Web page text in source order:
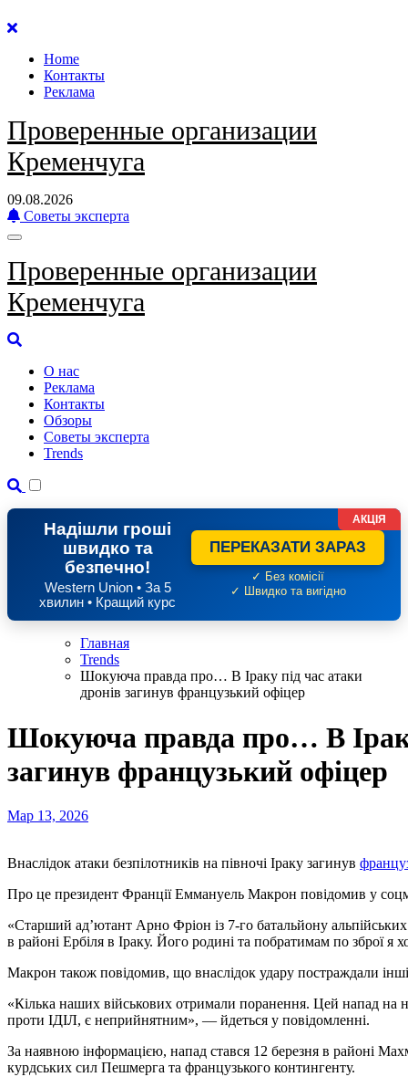
Перейти
содержанию
Home
Контакты
Реклама
Проверенные организации
Кременчуга
09.08.2026
Советы эксперта
Проверенные организации
Кременчуга
О нас
Реклама
Контакты
Обзоры
Советы эксперта
Trends
Надішли гроші
швидко та
безпечно!
Western Union • За 5
хвилин • Кращий курс
ПЕРЕКАЗАТИ ЗАРАЗ
✓ Без комісії
✓ Швидко та вигідно
АКЦІЯ
Главная
Trends
Шокуюча правда про… В Іраку під час атаки
дронів загинув французький офіцер
Шокуюча правда про… В
загинув французький офіцер
Мар 13, 2026
Внаслідок атаки безпілотників на півночі Іраку загинув
Про це президент Франції Еммануель Макрон повідомив у
«Старший ад’ютант Арно Фріон із 7-го батальйону
в районі Ербіля в Іраку. Його родині та побратимам по зброї я
Макрон також повідомив, що внаслідок удару постраждали інші
«Кілька наших військових отримали поранення. Цей напад на
проти ІДІЛ, є неприйнятним», — йдеться у повідомленні.
За наявною інформацією, напад стався 12 березня в районі
курдських сил Пешмерга та французького контингенту.